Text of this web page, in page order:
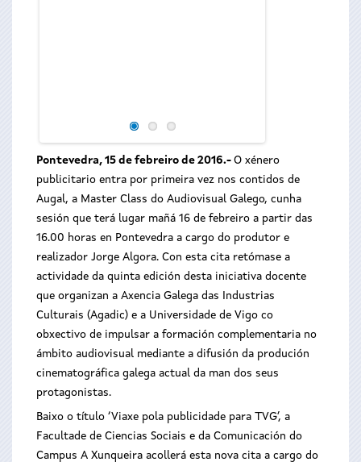
Pontevedra, 15 de febreiro de 2016.- O xénero
publicitario entra por primeira vez nos contidos de
Augal, a Master Class do Audiovisual Galego, cunha
sesión que terá lugar mañá 16 de febreiro a partir das
16.00 horas en Pontevedra a cargo do produtor e
realizador Jorge Algora. Con esta cita retómase a
actividade da quinta edición desta iniciativa docente
que organizan a Axencia Galega das Industrias
Culturais (Agadic) e a Universidade de Vigo co
obxectivo de impulsar a formación complementaria no
ámbito audiovisual mediante a difusión da produción
cinematográfica galega actual da man dos seus
protagonistas.
Baixo o título ‘Viaxe pola publicidade para TVG’, a
Facultade de Ciencias Sociais e da Comunicación do
Campus A Xunqueira acollerá esta nova cita a cargo do